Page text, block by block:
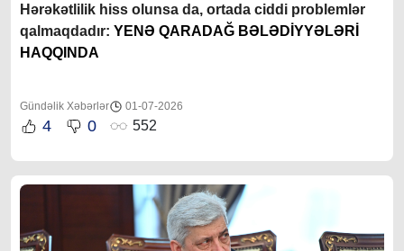
Hərəkətlilik hiss olunsa da, ortada ciddi problemlər
qalmaqdadır: YENƏ QARADAĞ BƏLƏDİYYƏLƏRİ
HAQQINDA
Gündəlik Xəbərlər 01-07-2026
4 0 552